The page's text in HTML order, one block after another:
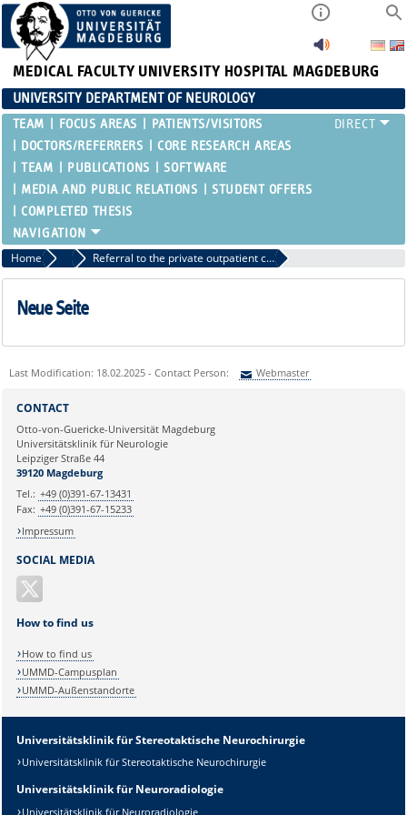
MEDICAL FACULTY UNIVERSITY HOSPITAL MAGDEBURG
UNIVERSITY DEPARTMENT OF NEUROLOGY
TEAM FOCUS AREAS
PATIENTS/VISITORS
DOCTORS/REFERRERS
CORE RESEARCH AREAS
TEAM
PUBLICATIONS
SOFTWARE
MEDIA AND PUBLIC RELATIONS
STUDENT OFFERS
COMPLETED THESIS
Home Doctors/Referrers Referral to the private outpatient clinic
Neue Seite
Last Modification: 18.02.2025 - Contact Person: Webmaster
Ihre E-Mailadresse:
Ihr Anliegen:
Sicherheitsabfrage:
Lösung:
SOCIAL MEDIA
CONTACT
Otto-von-Guericke-Universität Magdeburg
Universitätsklinik für Neurologie
Leipziger Straße 44
39120 Magdeburg
Tel.: +49 (0)391-67-13431
Fax: +49 (0)391-67-15233
Impressum
How to find us
How to find us
UMMD-Campusplan
UMMD-Außenstandorte
Universitätsklinik für Stereotaktische Neurochirurgie
Universitätsklinik für Stereotaktische Neurochirurgie
Universitätsklinik für Neuroradiologie
Universitätsklinik für Neuroradiologie